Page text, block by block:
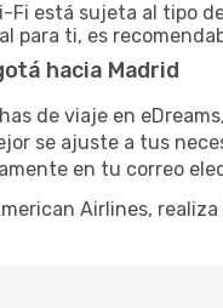
Fi está sujeta al tipo
ti, es
hacia Madrid
de viaje en
se ajuste a tus
en tu correo
Airlines,